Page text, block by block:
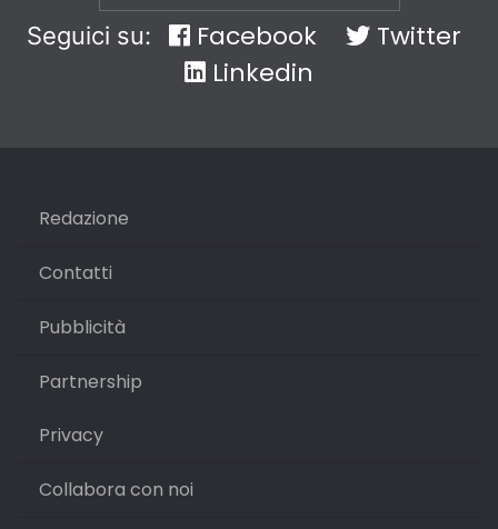
Seguici su: Facebook
Twitter
Linkedin
Redazione
Contatti
Pubblicità
Partnership
Privacy
Collabora con noi